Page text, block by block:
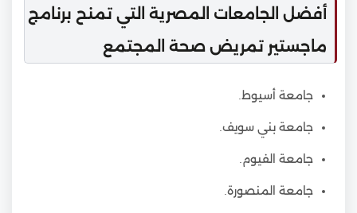
أفضل الجامعات المصرية التي تمنح برنامج
ماجستير تمريض صحة المجتمع
جامعة أسيوط.
جامعة بني سويف.
جامعة الفيوم.
جامعة المنصورة.